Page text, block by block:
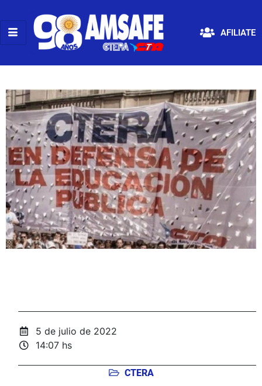
AFILIATE
5 de julio de 2022
14:07 hs
CTERA